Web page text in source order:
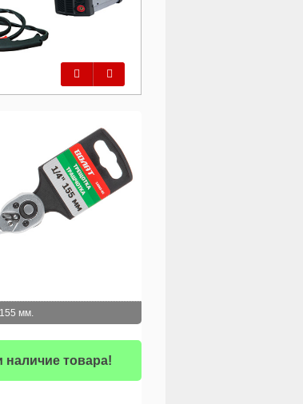
Предыдущий
Следующий
мм.
наличие товара!